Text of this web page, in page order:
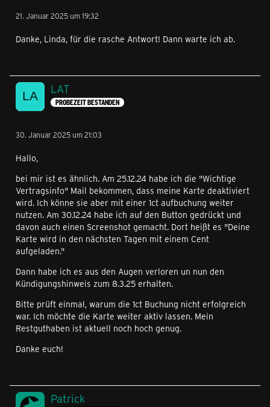
21. Januar 2025 um 19:32
Danke, Linda, für die rasche Antwort! Dann warte ich ab.
LAT
PROBEZEIT BESTANDEN
30. Januar 2025 um 21:03
Hallo,
bei mir ist es ähnlich. Am 25.12.24 habe ich die "Wichtige
Vertragsinfo" Mail bekommen, dass meine Karte deaktiviert
wird. Ich könne sie aber mit einer 1ct aufbuchung weiter
nutzen. Am 30.12.24 habe ich auf den Button gedrückt und
davon auch einen Screenshot gemacht. Dort heißt es "Deine
Karte wird in den nächsten Tagen mit einem Cent
aufgeladen."
Dann habe ich es aus den Augen verloren un nun den
Kündigungshinweis zum 8.3.25 erhalten.
Bitte prüft einmal, warum die 1ct Buchung nicht erfolgreich
war. Ich möchte die Karte weiter aktiv lassen. Mein
Restguthaben ist aktuell noch hoch genug.
Danke euch!
Patrick